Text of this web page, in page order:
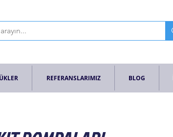
REFERANSLARIMIZ BLOG